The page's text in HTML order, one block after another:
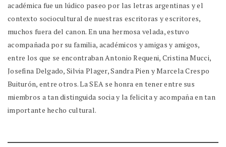
académica fue un lúdico paseo por las letras argentinas y el
contexto sociocultural de nuestras escritoras y escritores,
muchos fuera del canon. En una hermosa velada, estuvo
acompañada por su familia, académicos y amigas y amigos,
entre los que se encontraban Antonio Requeni, Cristina Mucci,
Josefina Delgado, Silvia Plager, Sandra Pien y Marcela Crespo
Buiturón, entre otros. La SEA se honra en tener entre sus
miembros a tan distinguida socia y la felicita y acompaña en tan
importante hecho cultural.